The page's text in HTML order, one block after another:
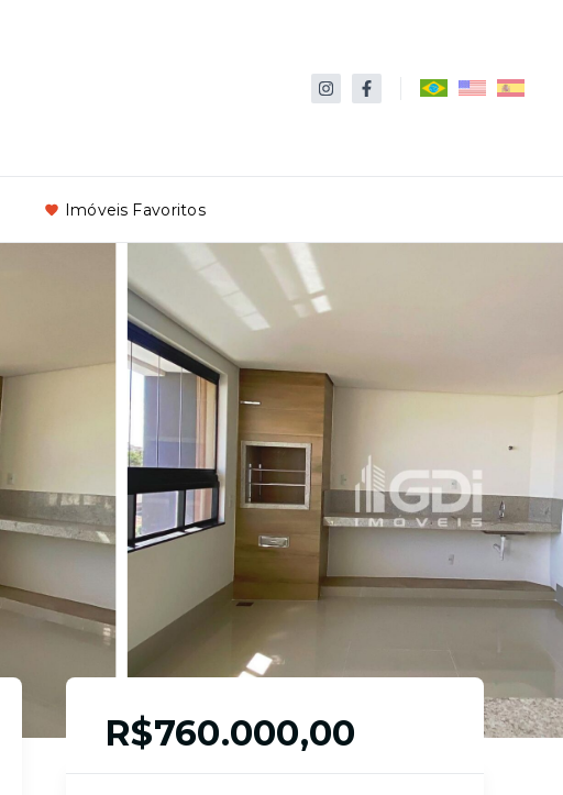
Imóveis Favoritos
R$760.000,00